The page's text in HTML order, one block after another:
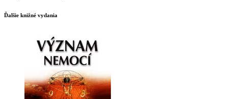
Ďalšie knižné vydania